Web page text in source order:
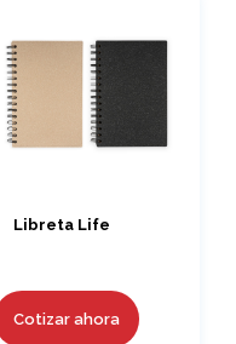
Libreta Life
Cotizar ahora